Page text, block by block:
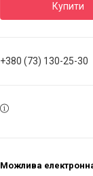
Купити
+380 (73) 130-25-30